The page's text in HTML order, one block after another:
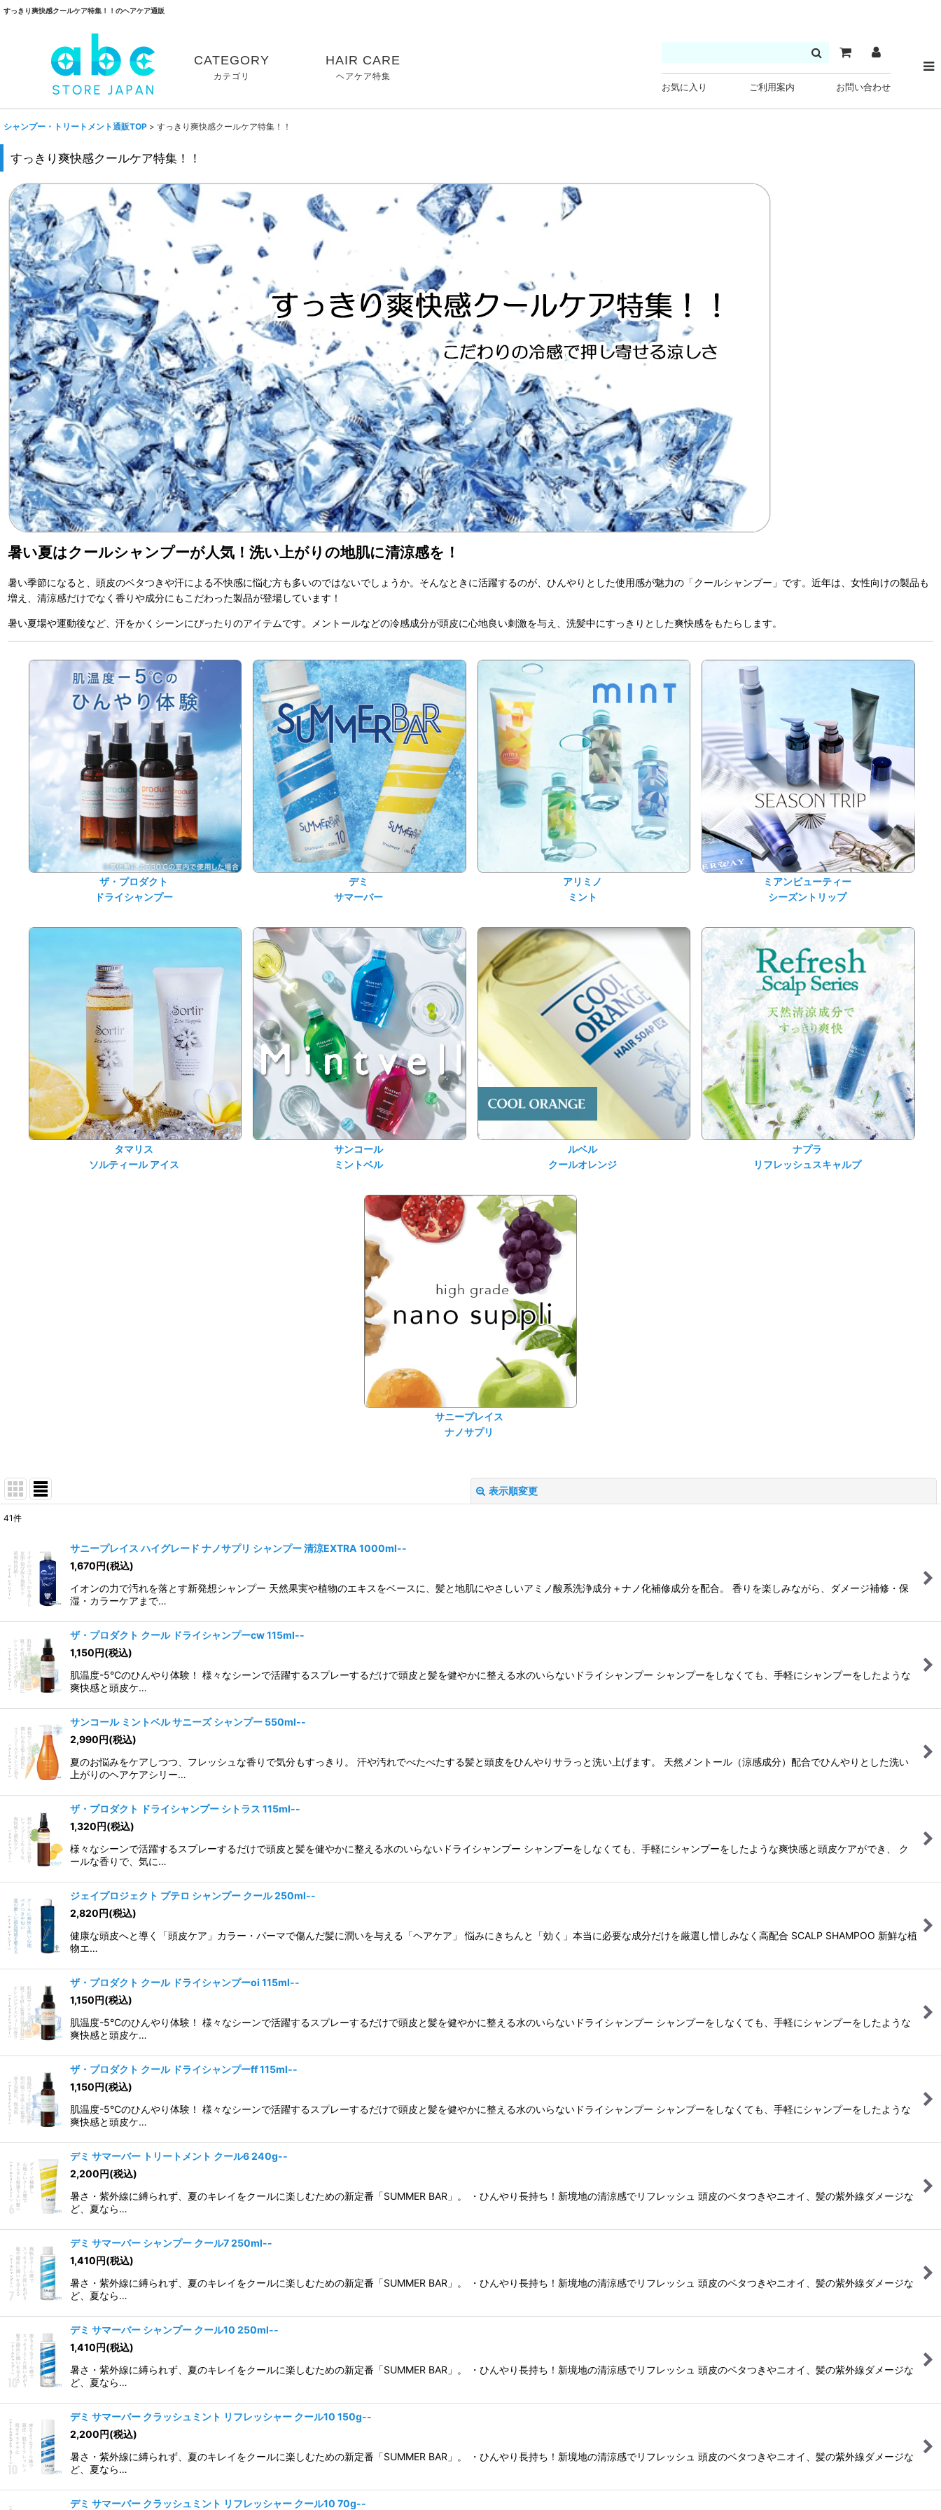
すっきり爽快感クールケア特集！！のヘアケア通販
CATEGORY
カテゴリ
HAIR CARE
ヘアケア特集
お気に入り ご利用案内 お問い合わせ
シャンプー・トリートメント通販TOP > すっきり爽快感クールケア特集！！
すっきり爽快感クールケア特集！！
暑い夏はクールシャンプーが人気！洗い上がりの地肌に清涼感を！
暑い季節になると、頭皮のベタつきや汗による不快感に悩む方も多いのではないでしょうか。そんなときに活躍するのが、ひんやりとした使用感が魅力の「クールシャンプー」です。近年は、女性向けの製品も
増え、清涼感だけでなく香りや成分にもこだわった製品が登場しています！
暑い夏場や運動後など、汗をかくシーンにぴったりのアイテムです。メントールなどの冷感成分が頭皮に心地良い刺激を与え、洗髪中にすっきりとした爽快感をもたらします。
ザ・プロダクト
ドライシャンプー
デミ
サマーバー
アリミノ
ミント
ミアンビューティー
シーズントリップ
タマリス
ソルティール アイス
サンコール
ミントベル
ルベル
クールオレンジ
ナプラ
リフレッシュスキャルプ
サニープレイス
ナノサプリ
表示順変更
並び順:
41件
サニープレイス ハイグレード ナノサプリ シャンプー 清涼EXTRA 1000ml--
1,670円(税込)
イオンの力で汚れを落とす新発想シャンプー 天然果実や植物のエキスをベースに、髪と地肌にやさしいアミノ酸系洗浄成分＋ナノ化補修成分を配合。 香りを楽しみながら、ダメージ補修・保
湿・カラーケアまで…
ザ・プロダクト クール ドライシャンプーcw 115ml--
1,150円(税込)
肌温度-5°Cのひんやり体験！ 様々なシーンで活躍するスプレーするだけで頭皮と髪を健やかに整える水のいらないドライシャンプー シャンプーをしなくても、手軽にシャンプーをしたような
爽快感と頭皮ケ…
サンコール ミントベル サニーズ シャンプー 550ml--
2,990円(税込)
夏のお悩みをケアしつつ、フレッシュな香りで気分もすっきり。 汗や汚れでべたべたする髪と頭皮をひんやりサラっと洗い上げます。 天然メントール（涼感成分）配合でひんやりとした洗い
上がりのヘアケアシリー…
ザ・プロダクト ドライシャンプー シトラス 115ml--
1,320円(税込)
様々なシーンで活躍するスプレーするだけで頭皮と髪を健やかに整える水のいらないドライシャンプー シャンプーをしなくても、手軽にシャンプーをしたような爽快感と頭皮ケアができ、 ク
ールな香りで、気に…
ジェイプロジェクト プテロ シャンプー クール 250ml--
2,820円(税込)
健康な頭皮へと導く「頭皮ケア」カラー・パーマで傷んだ髪に潤いを与える「ヘアケア」 悩みにきちんと「効く」本当に必要な成分だけを厳選し惜しみなく高配合 SCALP SHAMPOO 新鮮な植
物エ…
ザ・プロダクト クール ドライシャンプーoi 115ml--
1,150円(税込)
肌温度-5°Cのひんやり体験！ 様々なシーンで活躍するスプレーするだけで頭皮と髪を健やかに整える水のいらないドライシャンプー シャンプーをしなくても、手軽にシャンプーをしたような
爽快感と頭皮ケ…
ザ・プロダクト クール ドライシャンプーff 115ml--
1,150円(税込)
肌温度-5°Cのひんやり体験！ 様々なシーンで活躍するスプレーするだけで頭皮と髪を健やかに整える水のいらないドライシャンプー シャンプーをしなくても、手軽にシャンプーをしたような
爽快感と頭皮ケ…
デミ サマーバー トリートメント クール6 240g--
2,200円(税込)
暑さ・紫外線に縛られず、夏のキレイをクールに楽しむための新定番「SUMMER BAR」。 ・ひんやり長持ち！新境地の清涼感でリフレッシュ 頭皮のベタつきやニオイ、髪の紫外線ダメージな
ど、夏なら…
デミ サマーバー シャンプー クール7 250ml--
1,410円(税込)
暑さ・紫外線に縛られず、夏のキレイをクールに楽しむための新定番「SUMMER BAR」。 ・ひんやり長持ち！新境地の清涼感でリフレッシュ 頭皮のベタつきやニオイ、髪の紫外線ダメージな
ど、夏なら…
デミ サマーバー シャンプー クール10 250ml--
1,410円(税込)
暑さ・紫外線に縛られず、夏のキレイをクールに楽しむための新定番「SUMMER BAR」。 ・ひんやり長持ち！新境地の清涼感でリフレッシュ 頭皮のベタつきやニオイ、髪の紫外線ダメージな
ど、夏なら…
デミ サマーバー クラッシュミント リフレッシャー クール10 150g--
2,200円(税込)
暑さ・紫外線に縛られず、夏のキレイをクールに楽しむための新定番「SUMMER BAR」。 ・ひんやり長持ち！新境地の清涼感でリフレッシュ 頭皮のベタつきやニオイ、髪の紫外線ダメージな
ど、夏なら…
デミ サマーバー クラッシュミント リフレッシャー クール10 70g--